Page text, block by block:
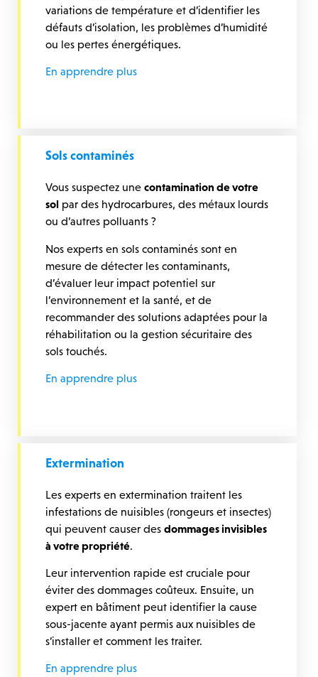
variations de température et d’identifier les
défauts d’isolation, les problèmes d’humidité
ou les pertes énergétiques.
En apprendre plus
Sols contaminés
Vous suspectez une contamination de votre
sol par des hydrocarbures, des métaux lourds
ou d’autres polluants ?
Nos experts en sols contaminés sont en
mesure de détecter les contaminants,
d’évaluer leur impact potentiel sur
l’environnement et la santé, et de
recommander des solutions adaptées pour la
réhabilitation ou la gestion sécuritaire des
sols touchés.
En apprendre plus
Extermination
Les experts en extermination traitent les
infestations de nuisibles (rongeurs et insectes)
qui peuvent causer des dommages invisibles
à votre propriété.
Leur intervention rapide est cruciale pour
éviter des dommages coûteux. Ensuite, un
expert en bâtiment peut identifier la cause
sous-jacente ayant permis aux nuisibles de
s’installer et comment les traiter.
En apprendre plus